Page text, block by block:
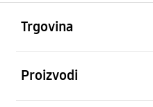
Trgovina
Proizvodi